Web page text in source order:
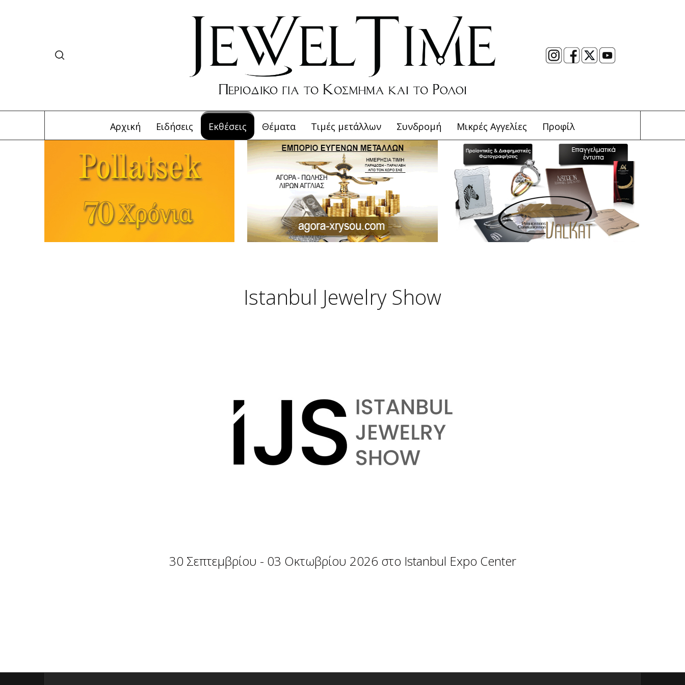
Αρχική Ειδήσεις Εκθέσεις Θέματα Τιμές μετάλλων Συνδρομή Μικρές Αγγελίες Προφίλ
Istanbul Jewelry Show
30 Σεπτεμβρίου - 03 Οκτωβρίου 2026 στο Istanbul Expo Center